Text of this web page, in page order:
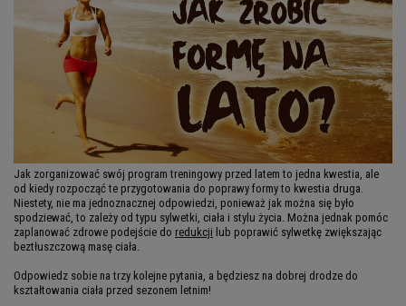
Jak zorganizować swój program treningowy przed latem to jedna kwestia, ale
od kiedy rozpocząć te przygotowania do poprawy formy to kwestia druga.
Niestety, nie ma jednoznacznej odpowiedzi, ponieważ jak można się było
spodziewać, to zależy od typu sylwetki, ciała i stylu życia. Można jednak pomóc
zaplanować zdrowe podejście do redukcji lub poprawić sylwetkę zwiększając
beztłuszczową masę ciała.
Odpowiedz sobie na trzy kolejne pytania, a będziesz na dobrej drodze do
kształtowania ciała przed sezonem letnim!